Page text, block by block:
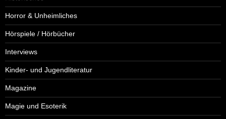
Horror & Unheimliches
Hörspiele / Hörbücher
Interviews
Kinder- und Jugendliteratur
Magazine
Magie und Esoterik